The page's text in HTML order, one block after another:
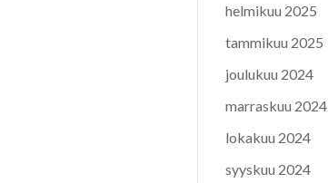
helmikuu 2025
tammikuu 2025
joulukuu 2024
marraskuu 2024
lokakuu 2024
syyskuu 2024